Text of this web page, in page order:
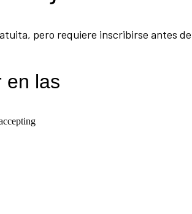
pero requiere inscribirse antes